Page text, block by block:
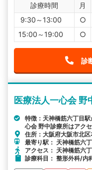
診療時間 月
9:30～13:00
○
15:00～19:00
○
診
医療法人一心会 野
特徴：天神橋筋六丁目
心会 野中診療所はアク
住所：大阪府大阪市北
最寄り駅： 天神橋筋
アクセス： 天神橋筋六
診療科目： 整形外科/内